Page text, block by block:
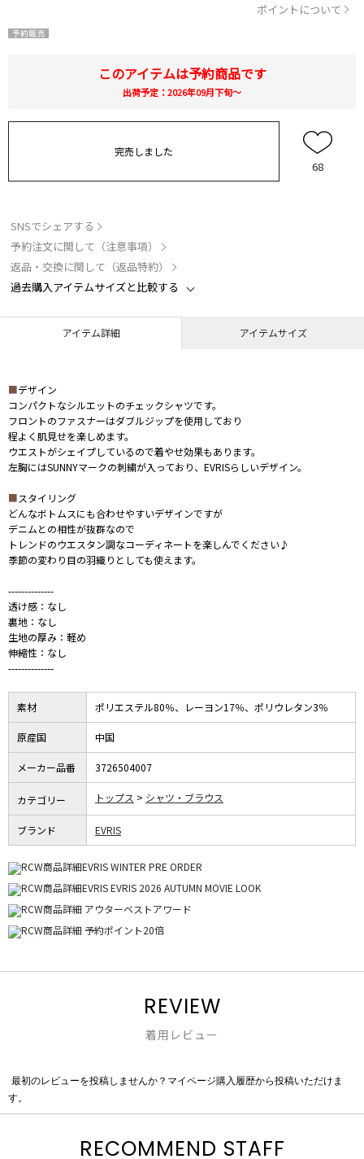
ポイントについて
このアイテムは予約商品です
出荷予定：2026年09月下旬～
完売しました
68
SNSでシェアする
予約注文に関して（注意事項）
返品・交換に関して（返品特約）
過去購入アイテムサイズと比較する
アイテム詳細 アイテムサイズ
■デザイン
コンパクトなシルエットのチェックシャツです。
フロントのファスナーはダブルジップを使用しており
程よく肌見せを楽しめます。
ウエストがシェイプしているので着やせ効果もあります。
左胸にはSUNNYマークの刺繍が入っており、EVRISらしいデザイン。
■スタイリング
どんなボトムスにも合わせやすいデザインですが
デニムとの相性が抜群なので
トレンドのウエスタン調なコーディネートを楽しんでください♪
季節の変わり目の羽織りとしても使えます。
--------------
透け感：なし
裏地：なし
生地の厚み：軽め
伸縮性：なし
--------------
素材 ポリエステル80％、レーヨン17％、ポリウレタン3％
原産国 中国
メーカー品番 3726504007
カテゴリー トップス シャツ・ブラウス
ブランド EVRIS
REVIEW
着用レビュー
価
最初のレビューを投稿しませんか？マイページ購入履歴から投稿いただけま
す。
RECOMMEND STAFF